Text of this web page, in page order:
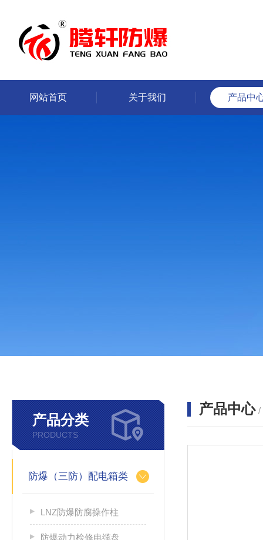
网站首页 关于我们 产品中
产品分类
PRODUCTS
防爆（三防）配电箱类
LNZ防爆防腐操作柱
防爆动力检修电缆盘
产品中心 /